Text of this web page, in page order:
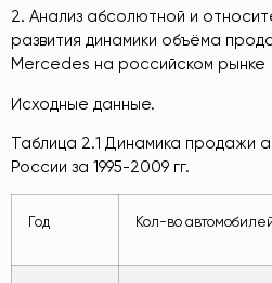
2. Анализ абсолютной и
развития динамики объёма
Mercedes на российском рынке
Исходные данные.
Таблица 2.1 Динамика продажи
России за 1995-2009 гг.
Год Кол-во